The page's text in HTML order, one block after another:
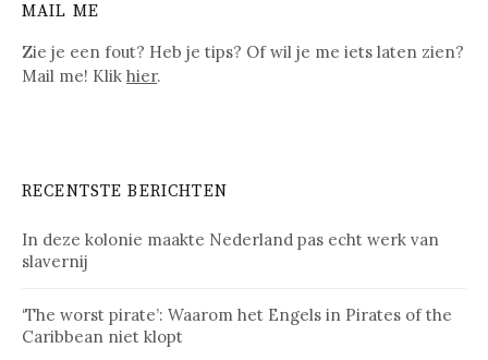
MAIL ME
Zie je een fout? Heb je tips? Of wil je me iets laten zien?
Mail me! Klik hier.
RECENTSTE BERICHTEN
In deze kolonie maakte Nederland pas echt werk van
slavernij
‘The worst pirate’: Waarom het Engels in Pirates of the
Caribbean niet klopt